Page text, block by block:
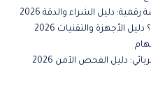
دليل الشراء والدقة 2026
والتقنيات 2026
دليل الفحص الآمن 2026